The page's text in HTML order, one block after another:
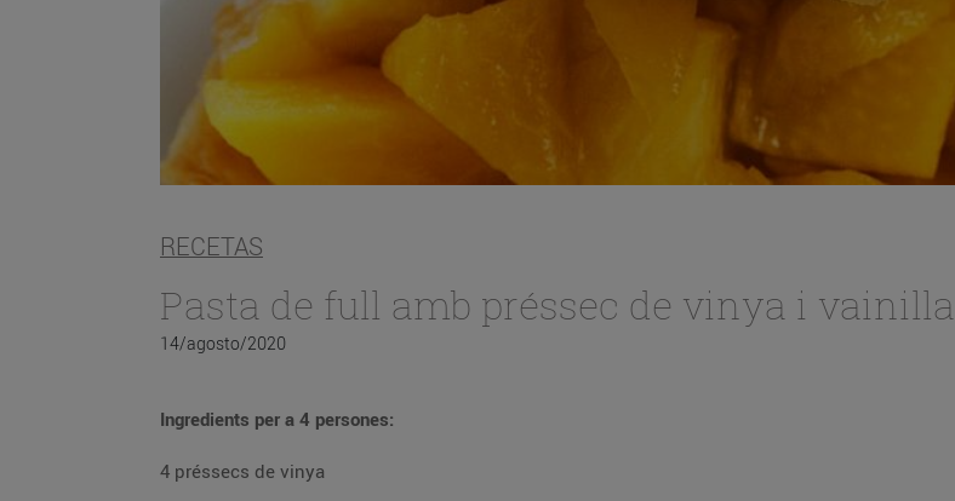
RECETAS
Pasta de full amb préssec de vinya i vainilla
14/agosto/2020
Ingredients per a 4 persones:
4 préssecs de vinya